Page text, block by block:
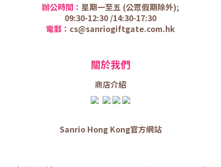
辦公時間： 星期一至五 (公眾假期除外);
09:30-12:30 /14:30-17:30
電郵： cs@sanriogiftgate.com.hk
關於我們
商店介紹
Sanrio Hong Kong官方網站